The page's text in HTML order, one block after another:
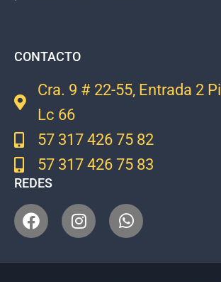
CONTACTO
Cra. 9 # 22-55, Entrada 2
Lc 66
57 317 426 75 82
57 317 426 75 83
REDES